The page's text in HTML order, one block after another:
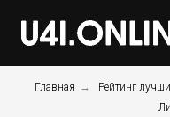
Главная → Рейтинг